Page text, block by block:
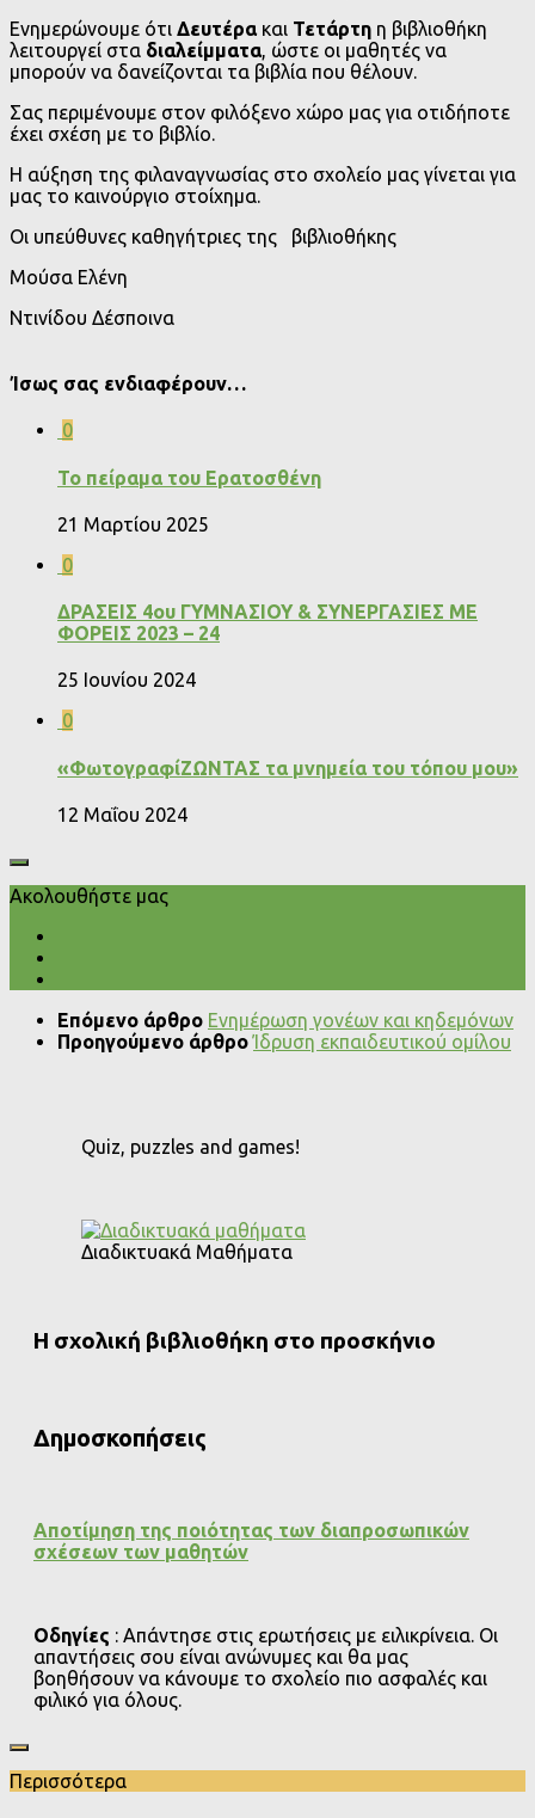
Ενημερώνουμε ότι Δευτέρακαι Τετάρτη η βιβλιοθήκη
λειτουργεί στα διαλείμματα, ώστε οι μαθητές να
μπορούν να δανείζονται τα βιβλία που θέλουν.
Σας περιμένουμε στον φιλόξενο χώρο μας για οτιδήποτε
έχει σχέση με το βιβλίο.
Η αύξηση της φιλαναγνωσίας στο σχολείο μας γίνεται για
μας το καινούργιο στοίχημα.
Οι υπεύθυνες καθηγήτριες της βιβλιοθήκης
Μούσα Ελένη
Ντινίδου Δέσποινα
Ίσως σας ενδιαφέρουν…
0
Το πείραμα του Ερατοσθένη
21 Μαρτίου 2025
0
ΔΡΑΣΕΙΣ 4ου ΓΥΜΝΑΣΙΟΥ & ΣΥΝΕΡΓΑΣΙΕΣ ΜΕ
ΦΟΡΕΙΣ 2023 – 24
25 Ιουνίου 2024
0
«ΦωτογραφίΖΩΝΤΑΣ τα μνημεία του τόπου μου»
12 Μαΐου 2024
Ακολουθήστε μας
Επόμενο άρθρο Ενημέρωση γονέων και κηδεμόνων
Προηγούμενο άρθροΊδρυση εκπαιδευτικού ομίλου
Quiz, puzzles and games!
Διαδικτυακά Μαθήματα
Η σχολική βιβλιοθήκη στο προσκήνιο
Δημοσκοπήσεις
Αποτίμηση της ποιότητας των διαπροσωπικών
σχέσεων των μαθητών
Οδηγίες : Απάντησε στις ερωτήσεις με ειλικρίνεια. Οι
απαντήσεις σου είναι ανώνυμες και θα μας
βοηθήσουν να κάνουμε το σχολείο πιο ασφαλές και
φιλικό για όλους.
Περισσότερα